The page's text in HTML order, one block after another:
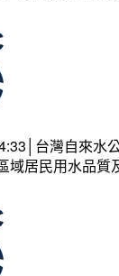
台灣自來水
域居民用水品